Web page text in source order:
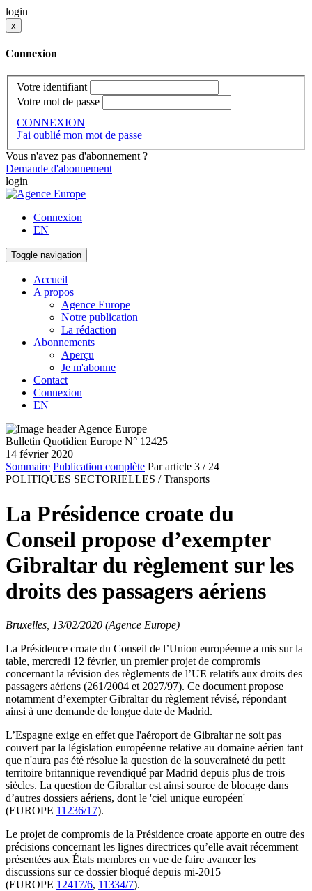
login
x
Connexion
Votre identifiant
Votre mot de passe
CONNEXION
J'ai oublié mon mot de passe
Vous n'avez pas d'abonnement ?
Demande d'abonnement
login
Connexion
EN
Toggle navigation
Accueil
A propos
Agence Europe
Notre publication
La rédaction
Abonnements
Aperçu
Je m'abonne
Contact
Connexion
EN
Bulletin Quotidien Europe N° 12425
14 février 2020
Sommaire Publication complète Par article 3 / 24
POLITIQUES SECTORIELLES / Transports
La Présidence croate du
Conseil propose d’exempter
Gibraltar du règlement sur les
droits des passagers aériens
Bruxelles, 13/02/2020 (Agence Europe)
La Présidence croate du Conseil de l’Union européenne a mis sur la
table, mercredi 12 février, un premier projet de compromis
concernant la révision des règlements de l’UE relatifs aux droits des
passagers aériens (261/2004 et 2027/97). Ce document propose
notamment d’exempter Gibraltar du règlement révisé, répondant
ainsi à une demande de longue date de Madrid.
L’Espagne exige en effet que l'aéroport de Gibraltar ne soit pas
couvert par la législation européenne relative au domaine aérien tant
que n'aura pas été résolue la question de la souveraineté du petit
territoire britannique revendiqué par Madrid depuis plus de trois
siècles. La question de Gibraltar est ainsi source de blocage dans
d’autres dossiers aériens, dont le 'ciel unique européen'
(EUROPE 11236/17).
Le projet de compromis de la Présidence croate apporte en outre des
précisions concernant les lignes directrices qu’elle avait récemment
présentées aux États membres en vue de faire avancer les
discussions sur ce dossier bloqué depuis mi-2015
(EUROPE 12417/6, 11334/7).